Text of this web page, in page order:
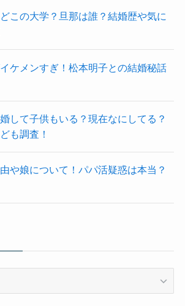
この大学？旦那は誰？結婚歴や気に
ケメンすぎ！松本明子との結婚秘話
して子供もいる？現在なにしてる？
も調査！
や娘について！パパ活疑惑は本当？